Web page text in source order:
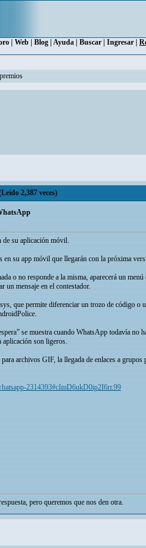
Web Blog Ayuda Buscar Ingresar
2,387 veces)
de su aplicación móvil.
su app móvil que llegarán con la próxima
o no responde a la misma, aparecerá un
un mensaje en el contestador.
que permite diferenciar un trozo de código
se muestra cuando WhatsApp todavía
aplicación son ligeros.
archivos GIF, la llegada de enlaces a
2314393#cImD6ukD0ip2I6rr.99
pero queremos que nos den otra.